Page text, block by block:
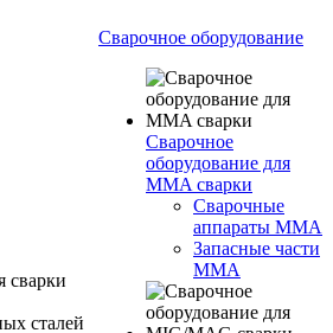
Сварочное оборудование
Сварочное
оборудование для
MMA сварки
Сварочные
аппараты MMA
Запасные части
MMA